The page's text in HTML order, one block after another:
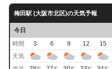
梅田駅 (大阪市北区)の天気予報
今日
時間
3 6 9 12 15
天気